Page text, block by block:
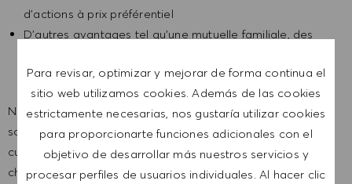
Para revisar, optimizar y mejorar de forma continua el
sitio web utilizamos cookies. Además de las cookies
estrictamente necesarias, nos gustaría utilizar cookies
para proporcionarte funciones adicionales con el
objetivo de desarrollar más nuestros servicios y
procesar perfiles de usuarios individuales. Al hacer clic
d’actions à prix préférentiel
D’autres avantages tel qu’une mutuelle familiale, des
Nous sommes une entreprise mondiale et nos employés
sont représentatifs du monde dans son ensemble. Notre
culture inclusive intègre l'authenticité et l'individualité de
chaque personne. Nous sommes attachés à l'égalité des